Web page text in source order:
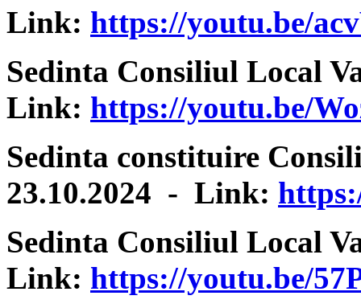
Link: https://youtu.be/
Sedinta Consiliul Local
Link: https://youtu.be/
Sedinta constituire
23.10.2024 - Link:
Sedinta Consiliul Local
Link: https://youtu.be/